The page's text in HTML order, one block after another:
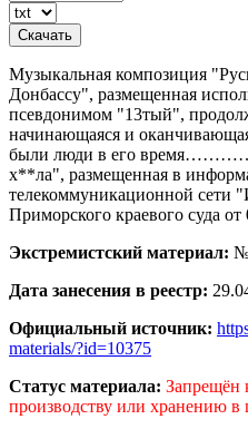
Музыкальная композиция
Донбассу", размещенная
псевдонимом "13тый",
начинающаяся и
были люди в его
х**ла", размещенная в
телекоммуникационной сети
Приморского краевого суда от
Экстремистский материал:
Дата занесения в реестр:
Официальный источник:
materials/?id=10375
Статус материала: Запрещён
производству или хранению в